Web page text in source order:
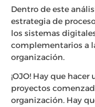
Dentro de este
estrategia de
los sistemas
complementarios a
organización.
¡OJO! Hay que
proyectos
organización. Hay